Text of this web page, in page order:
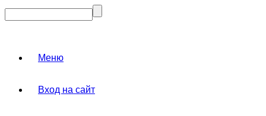
Меню
Вход на сайт